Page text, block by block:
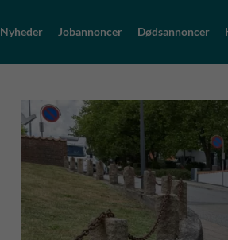
Nyheder Jobannoncer Dødsannoncer